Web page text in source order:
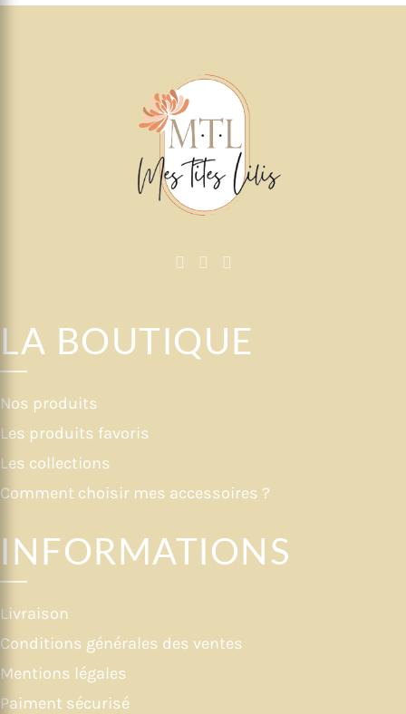
LA BOUTIQUE
Nos produits
Les produits favoris
Les collections
Comment choisir mes accessoires ?
INFORMATIONS
Livraison
Conditions générales des ventes
Mentions légales
Paiment sécurisé